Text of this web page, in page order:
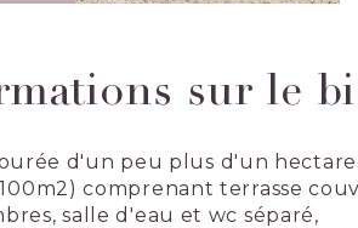
sur le
d'un peu plus d'un hectare
comprenant terrasse
salle d'eau et wc séparé,